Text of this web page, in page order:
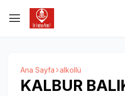
Ana Sayfa alkollü
KALBUR